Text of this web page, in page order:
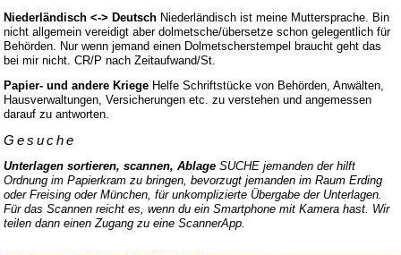
Niederländisch <-> Deutsch Niederländisch ist meine Muttersprache. Bin
nicht allgemein vereidigt aber dolmetsche/übersetze schon gelegentlich für
Behörden. Nur wenn jemand einen Dolmetscherstempel braucht geht das
bei mir nicht. CR/P nach Zeitaufwand/St.
Papier- und andere Kriege Helfe Schriftstücke von Behörden, Anwälten,
Hausverwaltungen, Versicherungen etc. zu verstehen und angemessen
darauf zu antworten.
Gesuche
Unterlagen sortieren, scannen, Ablage SUCHE jemanden der hilft
Ordnung im Papierkram zu bringen, bevorzugt jemanden im Raum Erding
oder Freising oder München, für unkomplizierte Übergabe der Unterlagen.
Für das Scannen reicht es, wenn du ein Smartphone mit Kamera hast. Wir
teilen dann einen Zugang zu eine ScannerApp.